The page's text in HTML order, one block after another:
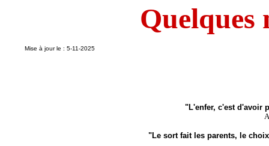
Mise à jour le : 5-11-2025
Quelques
"L'enfer, c'est d'avoir
"Le sort fait les parents, le